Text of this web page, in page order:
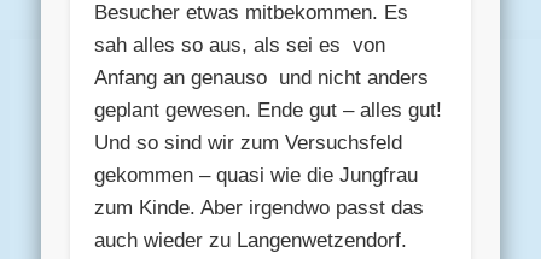
Besucher etwas mitbekommen. Es
sah alles so aus, als sei es von
Anfang an genauso und nicht anders
geplant gewesen. Ende gut – alles gut!
Und so sind wir zum Versuchsfeld
gekommen – quasi wie die Jungfrau
zum Kinde. Aber irgendwo passt das
auch wieder zu Langenwetzendorf.